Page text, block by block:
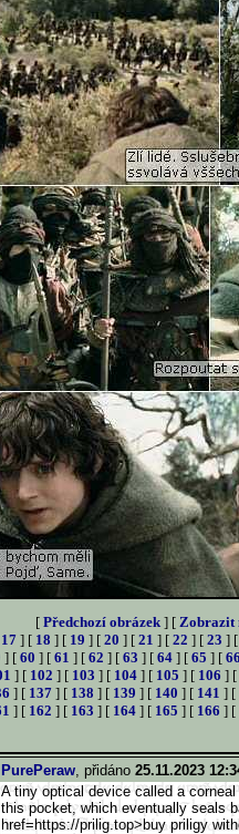
[ Předchozí obrázek ] [ Zobrazit
17 ] [ 18 ] [ 19 ] [ 20 ] [ 21 ] [ 22 ] [ 23 ] [
] [ 60 ] [ 61 ] [ 62 ] [ 63 ] [ 64] [ 65 ] [ 66
] [ 102 ] [ 103 ] [ 104 ] [ 105 ] [ 106 ] [
] [ 137] [ 138 ] [ 139 ] [ 140 ] [ 141 ] [
] [ 162 ] [ 163 ] [ 164] [ 165 ] [ 166 ] [
PurePeraw, přidáno 25.11.2023
A tiny optical device called a
this pocket, which eventually seals
href=https://prilig.top>buy priligy